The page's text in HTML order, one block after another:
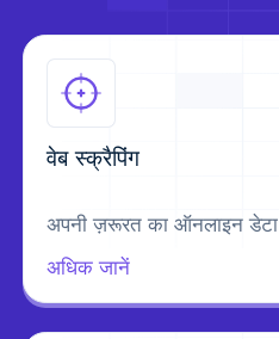
वेब स्क्रैपिंग
अपनी ज़रूरत का ऑनलाइन
अधिक जानें